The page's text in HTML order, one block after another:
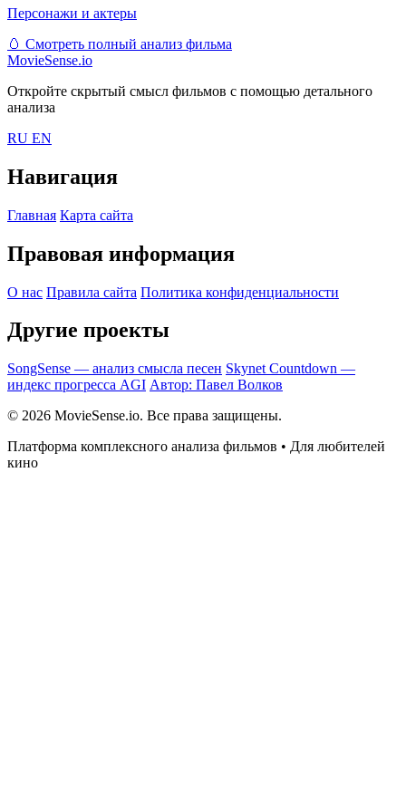
Персонажи и актеры
🥚 Смотреть полный анализ фильма
MovieSense.io
Откройте скрытый смысл фильмов с помощью детального
анализа
RU EN
Навигация
Главная Карта сайта
Правовая информация
О нас Правила сайта Политика конфиденциальности
Другие проекты
SongSense — анализ смысла песен Skynet Countdown —
индекс прогресса AGI Автор: Павел Волков
© 2026 MovieSense.io. Все права защищены.
Платформа комплексного анализа фильмов • Для любителей
кино